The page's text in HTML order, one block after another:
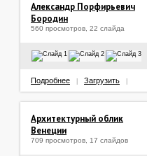
Александр Порфирьевич
Бородин
560 просмотров, 22 слайда
Подробнее Загрузить
Архитектурный облик
Венеции
709 просмотров, 17 слайдов